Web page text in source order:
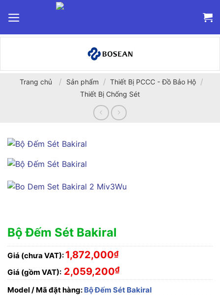
qua
Trang chủ / Sản phẩm / Thiết Bị PCCC - Đồ Bảo Hộ /
Thiết Bị Chống Sét
Bộ Đếm Sét Bakiral
Giá (chưa VAT): 1,872,000₫
Giá (gồm VAT): 2,059,200₫
Model / Mã đặt hàng: Bộ Đếm Sét Bakiral